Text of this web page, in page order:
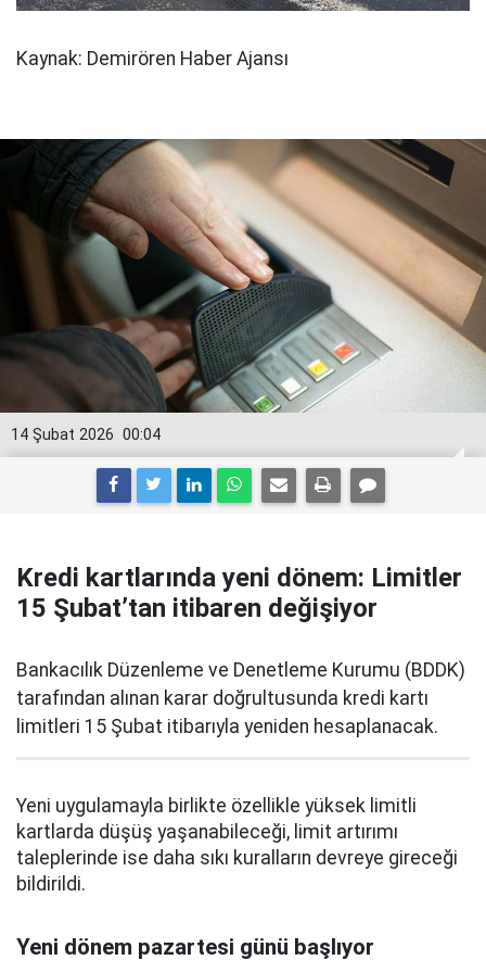
Kaynak: Demirören Haber Ajansı
00:04
14 Şubat 2026
Kredi kartlarında yeni dönem: Limitler
15 Şubat’tan itibaren değişiyor
Bankacılık Düzenleme ve Denetleme Kurumu (BDDK)
tarafından alınan karar doğrultusunda kredi kartı
limitleri 15 Şubat itibarıyla yeniden hesaplanacak.
Yeni uygulamayla birlikte özellikle yüksek limitli
kartlarda düşüş yaşanabileceği, limit artırımı
taleplerinde ise daha sıkı kuralların devreye gireceği
bildirildi.
Yeni dönem pazartesi günü başlıyor